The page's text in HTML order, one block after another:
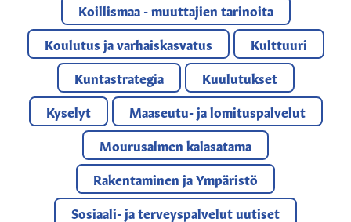
Koillismaa - muuttajien tarinoita
Koulutus ja varhaiskasvatus
Kulttuuri
Kuntastrategia
Kuulutukset
Kyselyt
Maaseutu- ja lomituspalvelut
Mourusalmen kalasatama
Rakentaminen ja Ympäristö
Sosiaali- ja terveyspalvelut uutiset